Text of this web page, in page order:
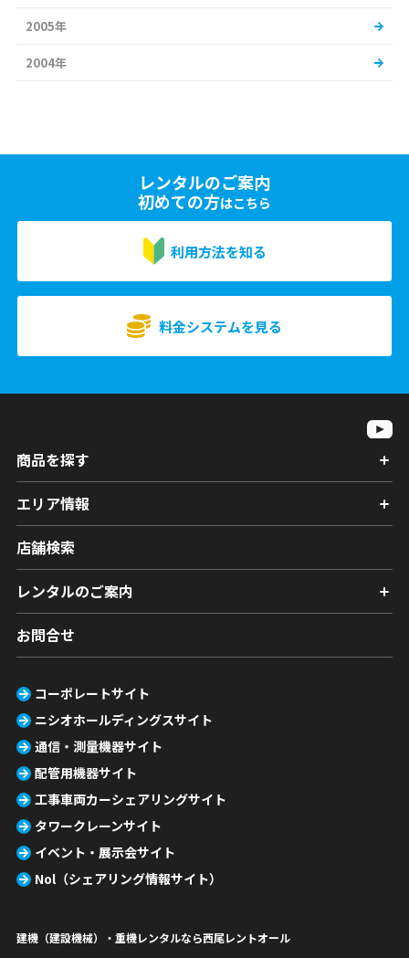
2005年
2004年
レンタルのご案内
初めての方はこちら
利用方法を知る
料金システムを見る
商品を探す
エリア情報
店舗検索
レンタルのご案内
お問合せ
コーポレートサイト
ニシオホールディングスサイト
通信・測量機器サイト
配管用機器サイト
工事車両カーシェアリングサイト
タワークレーンサイト
イベント・展示会サイト
Nol（シェアリング情報サイト）
建機（建設機械）・重機レンタルなら西尾レントオール